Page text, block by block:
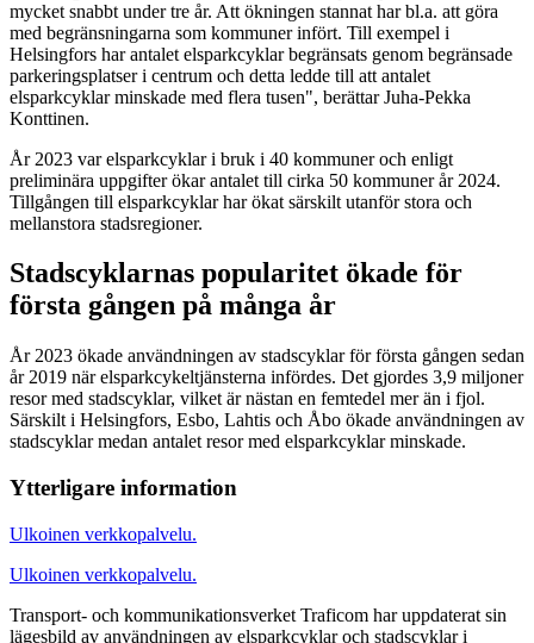
mycket snabbt under tre år. Att ökningen stannat har bl.a. att göra
med begränsningarna som kommuner infört. Till exempel i
Helsingfors har antalet elsparkcyklar begränsats genom begränsade
parkeringsplatser i centrum och detta ledde till att antalet
elsparkcyklar minskade med flera tusen", berättar Juha-Pekka
Konttinen.
År 2023 var elsparkcyklar i bruk i 40 kommuner och enligt
preliminära uppgifter ökar antalet till cirka 50 kommuner år 2024.
Tillgången till elsparkcyklar har ökat särskilt utanför stora och
mellanstora stadsregioner.
Stadscyklarnas popularitet ökade för
första gången på många år
År 2023 ökade användningen av stadscyklar för första gången sedan
år 2019 när elsparkcykeltjänsterna infördes. Det gjordes 3,9 miljoner
resor med stadscyklar, vilket är nästan en femtedel mer än i fjol.
Särskilt i Helsingfors, Esbo, Lahtis och Åbo ökade användningen av
stadscyklar medan antalet resor med elsparkcyklar minskade.
Ytterligare information
Ulkoinen verkkopalvelu.
Ulkoinen verkkopalvelu.
Transport- och kommunikationsverket Traficom har uppdaterat sin
lägesbild av användningen av elsparkcyklar och stadscyklar i